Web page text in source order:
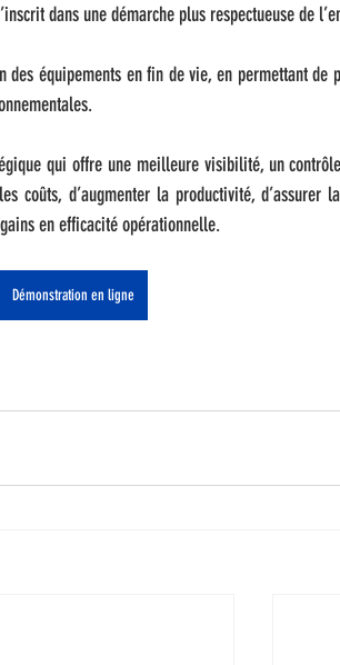
dans une démarche plus respectueuse de
des équipements en fin de vie, en permettant de
qui offre une meilleure visibilité, un
coûts, d’augmenter la productivité, d’assurer
en efficacité opérationnelle.
Démonstration en ligne